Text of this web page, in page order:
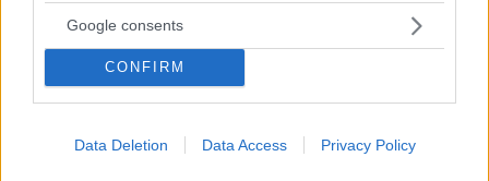
Google consents
CONFIRM
Data Deletion Data Access Privacy Policy